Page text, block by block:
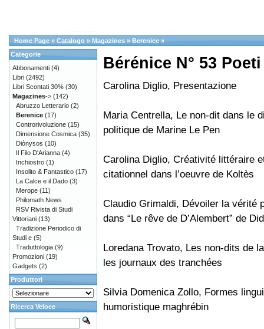
Home Page » Catalogo » Magazines » Berenice »
Bérénice N° 53
Carolina Diglio, Presentazione
Maria Centrella, Le non-dit dans le
politique de Marine Le Pen
Carolina Diglio, Créativité littéraire
citationnel dans l’oeuvre de Koltès
Claudio Grimaldi, Dévoiler la vérité
dans “Le rêve de D’Alembert” de
Loredana Trovato, Les non-dits de
les journaux des tranchées
Silvia Domenica Zollo, Formes
humoristique maghrébin
Categorie
Abbonamenti (4)
Libri (2492)
Libri Scontati 30% (30)
Magazines-> (142)
Abruzzo Letterario (2)
Berenice (17)
Controrivoluzione (15)
Dimensione Cosmica (35)
Diònysos (10)
Il Filo D'Arianna (4)
Inchiostro (1)
Insolito & Fantastico (17)
La Calce e il Dado (3)
Merope (11)
Philomath News
RSV Rivista di Studi
Vittoriani (13)
Tradizione Periodico di
Studi e (5)
Traduttologia (9)
Promozioni (19)
Gadgets (2)
Produttori
Ricerca Veloce